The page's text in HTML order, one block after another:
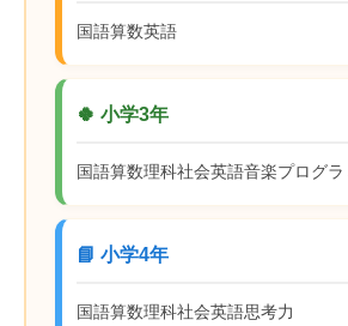
国語算数英語
🍀 小学3年
国語算数理科社会英語音楽プログ
📘 小学4年
国語算数理科社会英語思考力